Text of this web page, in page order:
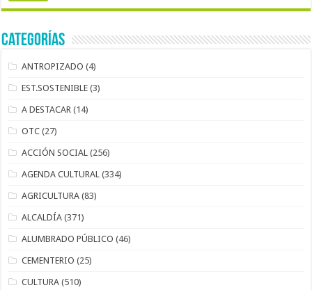
Categorías
ANTROPIZADO (4)
EST.SOSTENIBLE (3)
A DESTACAR (14)
OTC (27)
ACCIÓN SOCIAL (256)
AGENDA CULTURAL (334)
AGRICULTURA (83)
ALCALDÍA (371)
ALUMBRADO PÚBLICO (46)
CEMENTERIO (25)
CULTURA (510)